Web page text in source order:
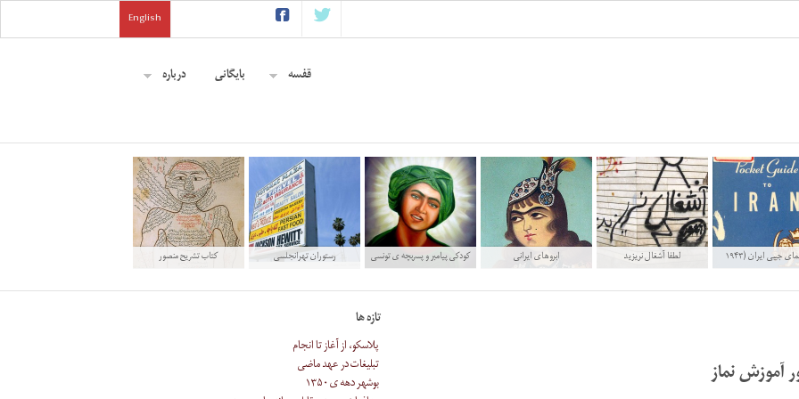
English
قفسه بایگانی درباره
کتاب تشریح منصور رستوران تهرانجلسی کودکی پیامبر و پسربچه ی تونسی ابروهای ایرانی لطفا آشغال نریزید
راهنمای جیبی ایران (۱۹۴۳
آموزش نماز
تازه ها
پلاسکو، از آغاز تا انجام
تبلیغات در عهد ماضی
بوشهر دهه ی ۱۳۵۰